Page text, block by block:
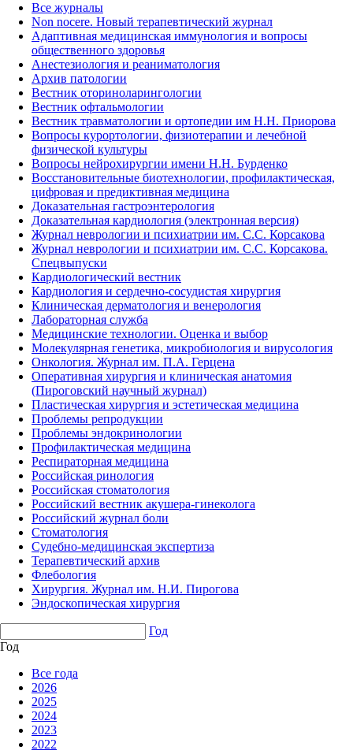
Все журналы
Non nocere. Новый терапевтический журнал
Адаптивная медицинская иммунология и вопросы
общественного здоровья
Анестезиология и реаниматология
Архив патологии
Вестник оториноларингологии
Вестник офтальмологии
Вестник травматологии и ортопедии им Н.Н. Приорова
Вопросы курортологии, физиотерапии и лечебной
физической культуры
Вопросы нейрохирургии имени Н.Н. Бурденко
Восстановительные биотехнологии, профилактическая,
цифровая и предиктивная медицина
Доказательная гастроэнтерология
Доказательная кардиология (электронная версия)
Журнал неврологии и психиатрии им. С.С. Корсакова
Журнал неврологии и психиатрии им. С.С. Корсакова.
Спецвыпуски
Кардиологический вестник
Кардиология и сердечно-сосудистая хирургия
Клиническая дерматология и венерология
Лабораторная служба
Медицинские технологии. Оценка и выбор
Молекулярная генетика, микробиология и вирусология
Онкология. Журнал им. П.А. Герцена
Оперативная хирургия и клиническая анатомия
(Пироговский научный журнал)
Пластическая хирургия и эстетическая медицина
Проблемы репродукции
Проблемы эндокринологии
Профилактическая медицина
Респираторная медицина
Российская ринология
Российская стоматология
Российский вестник акушера-гинеколога
Российский журнал боли
Стоматология
Судебно-медицинская экспертиза
Терапевтический архив
Флебология
Хирургия. Журнал им. Н.И. Пирогова
Эндоскопическая хирургия
Год
Год
Все года
2026
2025
2024
2023
2022